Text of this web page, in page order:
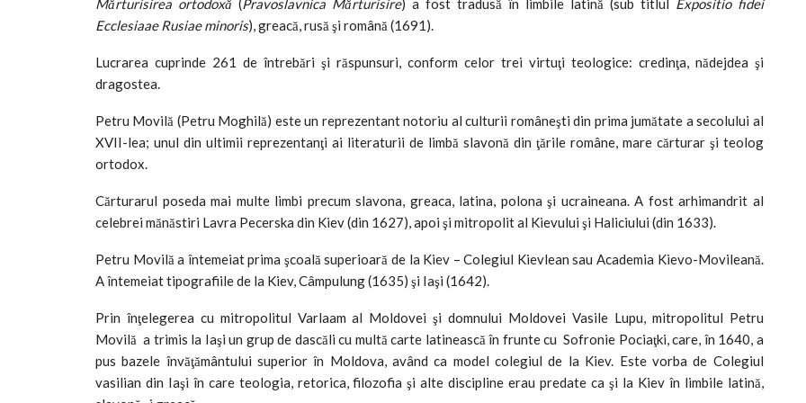
Mărturisirea ortodoxă (Pravoslavnica Mărturisire) a fost tradusă în limbile latină (sub titlul Expositio fidei
Ecclesiaae Rusiae minoris), greacă, rusă şi română (1691).
Lucrarea cuprinde 261 de întrebări şi răspunsuri, conform celor trei virtuţi teologice: credinţa, nădejdea şi
dragostea.
Petru Movilă (Petru Moghilă) este un reprezentant notoriu al culturii româneşti din prima jumătate a secolului al
XVII-lea; unul din ultimii reprezentanţi ai literaturii de limbă slavonă din ţările române, mare cărturar şi teolog
ortodox.
Cărturarul poseda mai multe limbi precum slavona, greaca, latina, polona şi ucraineana. A fost arhimandrit al
celebrei mănăstiri Lavra Pecerska din Kiev (din 1627), apoi şi mitropolit al Kievului şi Haliciului (din 1633).
Petru Movilă a întemeiat prima şcoală superioară de la Kiev – Colegiul Kievlean sau Academia Kievo-Movileană.
A întemeiat tipografiile de la Kiev, Câmpulung (1635) şi Iaşi (1642).
Prin înţelegerea cu mitropolitul Varlaam al Moldovei şi domnului Moldovei Vasile Lupu, mitropolitul Petru
Movilă a trimis la Iaşi un grup de dascăli cu multă carte latinească în frunte cu Sofronie Pociaţki, care, în 1640, a
pus bazele învăţământului superior în Moldova, având ca model colegiul de la Kiev. Este vorba de Colegiul
vasilian din Iaşi în care teologia, retorica, filozofia şi alte discipline erau predate ca şi la Kiev în limbile latină,